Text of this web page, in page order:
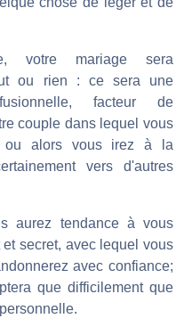
votre mariage sera
ou rien : ce sera une
facteur de
couple dans lequel vous
ou alors vous irez à la
vers d'autres
aurez tendance à vous
secret, avec lequel vous
avec confiance;
que difficilement que